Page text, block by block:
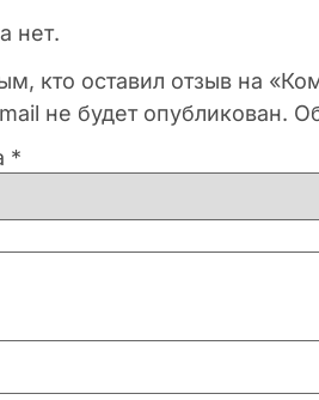
нет.
кто оставил отзыв на
не будет опубликован.
*